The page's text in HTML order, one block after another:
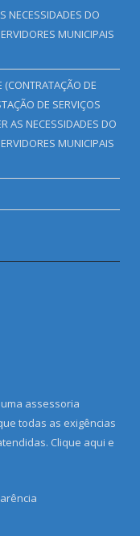
NECESSIDADES DO
MUNICIPAIS
DE
DE SERVIÇOS
AS NECESSIDADES DO
MUNICIPAIS
assessoria
todas as exigências
Clique aqui e